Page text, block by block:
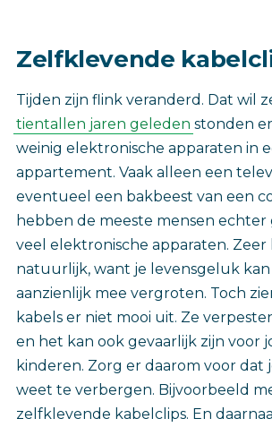
Zelfklevende
Tijden zijn flink veranderd. Dat wil
tientallen jaren geleden stonden
weinig elektronische apparaten in
appartement. Vaak alleen een
eventueel een bakbeest van een
hebben de meeste mensen echter
veel elektronische apparaten. Zeer
natuurlijk, want je levensgeluk kan
aanzienlijk mee vergroten. Toch
kabels er niet mooi uit. Ze
en het kan ook gevaarlijk zijn voor
kinderen. Zorg er daarom voor dat
weet te verbergen. Bijvoorbeeld
zelfklevende kabelclips. En